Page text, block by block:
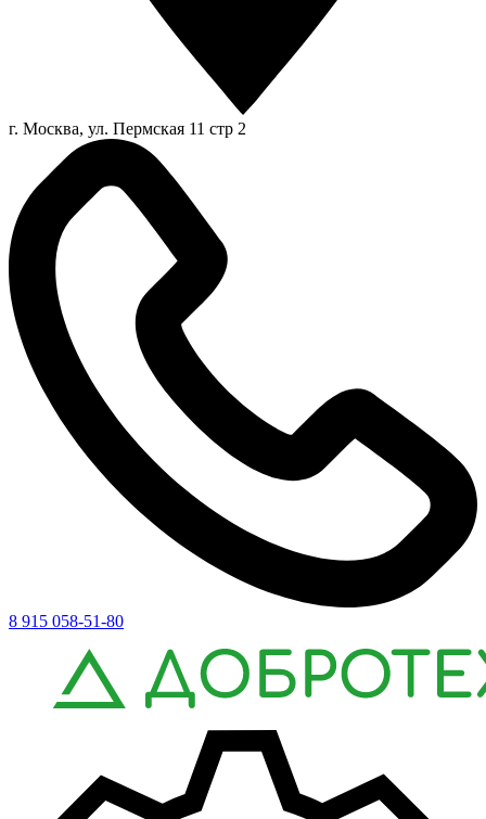
г. Москва, ул. Пермская 11 стр 2
8 915 058-51-80